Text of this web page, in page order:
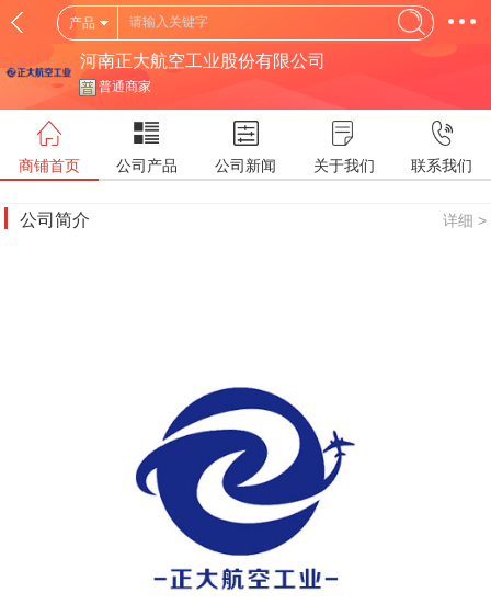
产品
河南正大航空工业股份有限公司
普通商家
商铺首页 公司产品 公司新闻 关于我们 联系我们
公司简介 详细 >